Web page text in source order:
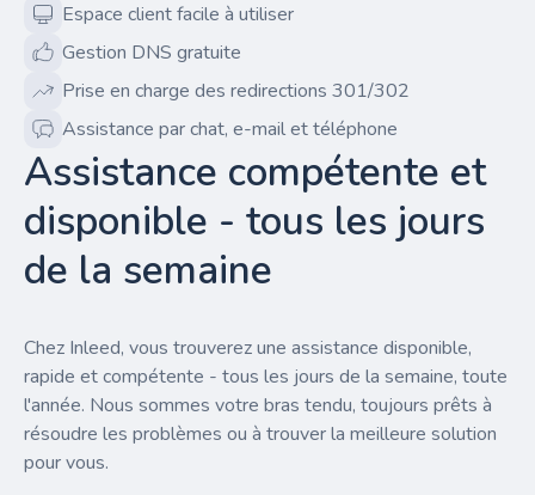
Espace client facile à utiliser
Gestion DNS gratuite
Prise en charge des redirections 301/302
Assistance par chat, e-mail et téléphone
Assistance compétente et
disponible - tous les jours
de la semaine
Chez Inleed, vous trouverez une assistance disponible,
rapide et compétente - tous les jours de la semaine, toute
l'année. Nous sommes votre bras tendu, toujours prêts à
résoudre les problèmes ou à trouver la meilleure solution
pour vous.